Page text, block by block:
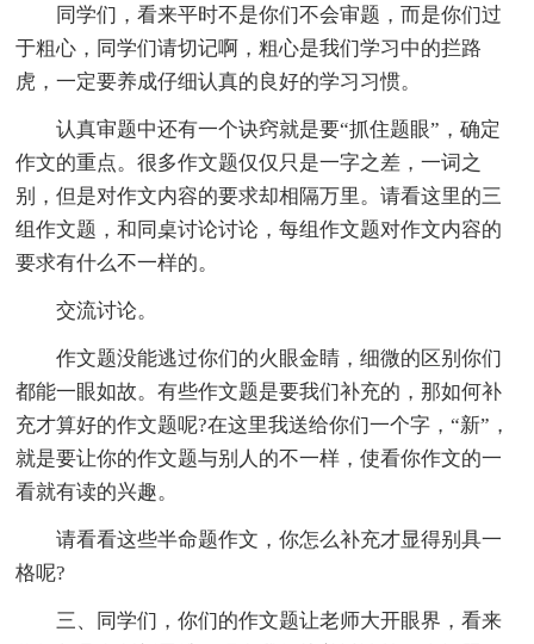
同学们，看来平时不是你们不会审题，而是你们过
于粗心，同学们请切记啊，粗心是我们学习中的拦路
虎，一定要养成仔细认真的良好的学习习惯。
认真审题中还有一个诀窍就是要“抓住题眼”，确定
作文的重点。很多作文题仅仅只是一字之差，一词之
别，但是对作文内容的要求却相隔万里。请看这里的三
组作文题，和同桌讨论讨论，每组作文题对作文内容的
要求有什么不一样的。
交流讨论。
作文题没能逃过你们的火眼金睛，细微的区别你们
都能一眼如故。有些作文题是要我们补充的，那如何补
充才算好的作文题呢?在这里我送给你们一个字，“新”，
就是要让你的作文题与别人的不一样，使看你作文的一
看就有读的兴趣。
请看看这些半命题作文，你怎么补充才显得别具一
格呢?
三、同学们，你们的作文题让老师大开眼界，看来